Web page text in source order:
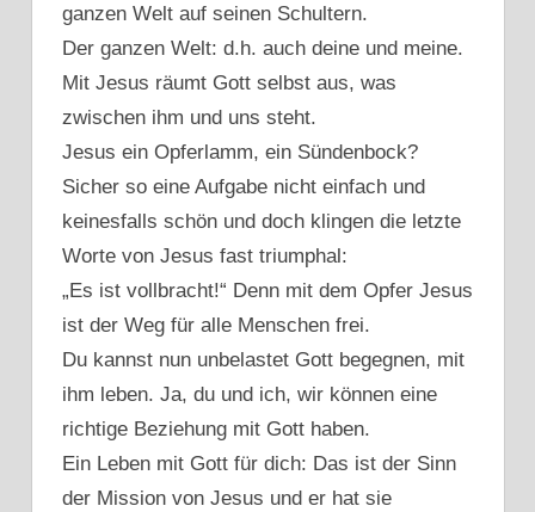
ganzen Welt auf seinen Schultern.
Der ganzen Welt: d.h. auch deine und meine.
Mit Jesus räumt Gott selbst aus, was
zwischen ihm und uns steht.
Jesus ein Opferlamm, ein Sündenbock?
Sicher so eine Aufgabe nicht einfach und
keinesfalls schön und doch klingen die letzte
Worte von Jesus fast triumphal:
„Es ist vollbracht!“ Denn mit dem Opfer Jesus
ist der Weg für alle Menschen frei.
Du kannst nun unbelastet Gott begegnen, mit
ihm leben. Ja, du und ich, wir können eine
richtige Beziehung mit Gott haben.
Ein Leben mit Gott für dich: Das ist der Sinn
der Mission von Jesus und er hat sie